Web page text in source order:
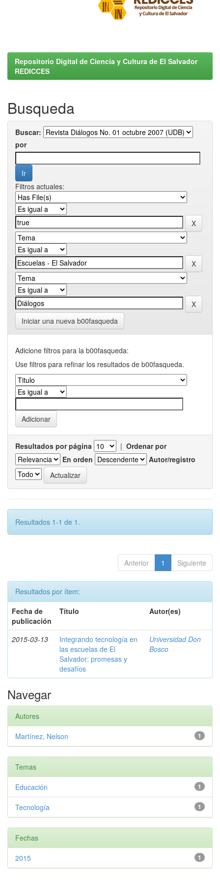
Repositorio Digital de Ciencia y Cultura de El Salvador
REDICCES
Busqueda
Buscar:
por
Filtros actuales:
Iniciar una nueva b00fasqueda
Adicione filtros para la b00fasqueda:
Use filtros para refinar los resultados de b00fasqueda.
Resultados por página | Ordenar por
En orden
Autor/registro
Resultados 1-1 de 1.
Anterior 1 Siguiente
Resultados por ítem:
Fecha de
publicación
Título Autor(es)
2015-03-13
Integrando tecnología en
las escuelas de El
Salvador: promesas y
desafíos
Universidad Don
Bosco
Navegar
Autores
1
Martínez, Nelson
Temas
1
Educación
1
Tecnología
Fechas
1
2015